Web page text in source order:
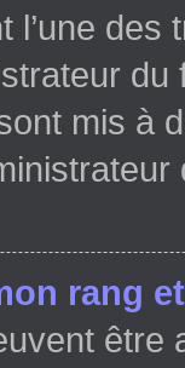
l’une
mis à
rang
être